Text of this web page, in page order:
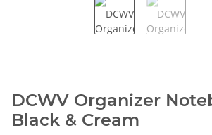
DCWV Organizer
Black & Cream